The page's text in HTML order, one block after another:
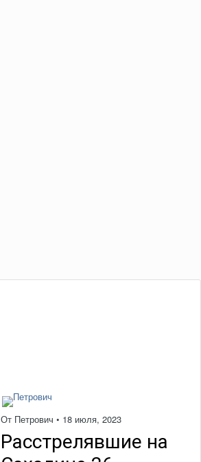
От Петрович • 18 июля, 2023
Расстрелявшие на